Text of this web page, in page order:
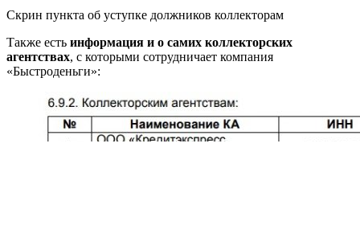
Скрин пункта об уступке должников коллекторам
Также есть информация и о самих коллекторских
агентствах, с которыми сотрудничает компания
«Быстроденьги»: